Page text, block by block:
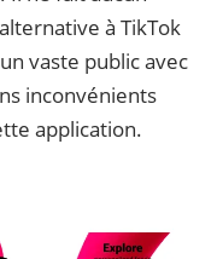
à TikTok
vaste public avec
inconvénients
application.